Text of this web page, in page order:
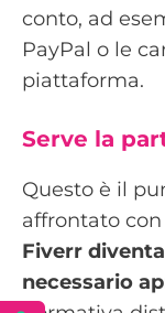
conto, ad
PayPal o le
piattaforma.
Serve la
Questo è il
affrontato
Fiverr
necessario